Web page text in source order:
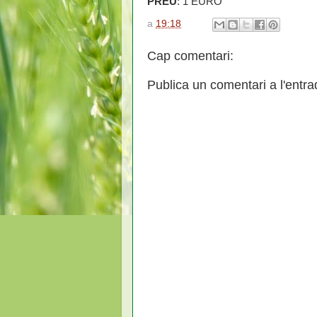
a 19:18
Cap comentari:
Publica un comentari a